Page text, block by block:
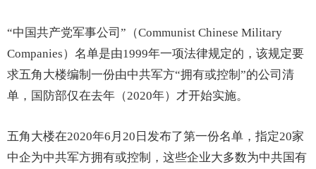
“中国共产党军事公司”（Communist Chinese Military
Companies）名单是由1999年一项法律规定的，该规定要
求五角大楼编制一份由中共军方“拥有或控制”的公司清
单，国防部仅在去年（2020年）才开始实施。
五角大楼在2020年6月20日发布了第一份名单，指定20家
中企为中共军方拥有或控制，这些企业大多数为中共国有